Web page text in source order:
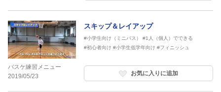
バスケ練習メニュー
2019/05/23
スキップ＆レイアップ
#小学生向け（ミニバス）
#1人（個人）でできる
#初心者向け #小学生低学年向け #フィニッシュ
お気に入りに追加